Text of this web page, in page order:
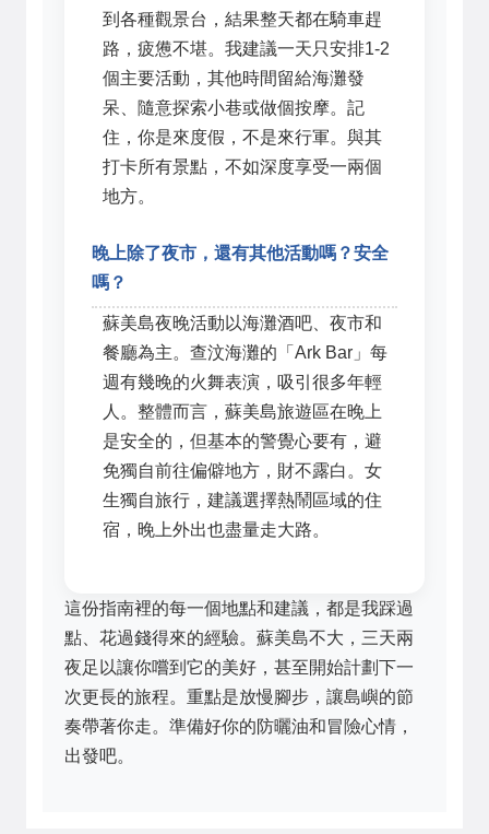
到各種觀景台，結果整天都在騎車趕
路，疲憊不堪。我建議一天只安排1-2
個主要活動，其他時間留給海灘發
呆、隨意探索小巷或做個按摩。記
住，你是來度假，不是來行軍。與其
打卡所有景點，不如深度享受一兩個
地方。
晚上除了夜市，還有其他活動嗎？安全
嗎？
蘇美島夜晚活動以海灘酒吧、夜市和
餐廳為主。查汶海灘的「Ark Bar」每
週有幾晚的火舞表演，吸引很多年輕
人。整體而言，蘇美島旅遊區在晚上
是安全的，但基本的警覺心要有，避
免獨自前往偏僻地方，財不露白。女
生獨自旅行，建議選擇熱鬧區域的住
宿，晚上外出也盡量走大路。
這份指南裡的每一個地點和建議，都是我踩過
點、花過錢得來的經驗。蘇美島不大，三天兩
夜足以讓你嚐到它的美好，甚至開始計劃下一
次更長的旅程。重點是放慢腳步，讓島嶼的節
奏帶著你走。準備好你的防曬油和冒險心情，
出發吧。